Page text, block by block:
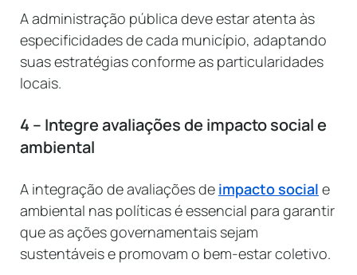
A administração pública deve estar atenta às
especificidades de cada município, adaptando
suas estratégias conforme as particularidades
locais.
4 – Integre avaliações de impacto social e
ambiental
A integração de avaliações de impacto social e
ambiental nas políticas é essencial para garantir
que as ações governamentais sejam
sustentáveis e promovam o bem-estar coletivo.